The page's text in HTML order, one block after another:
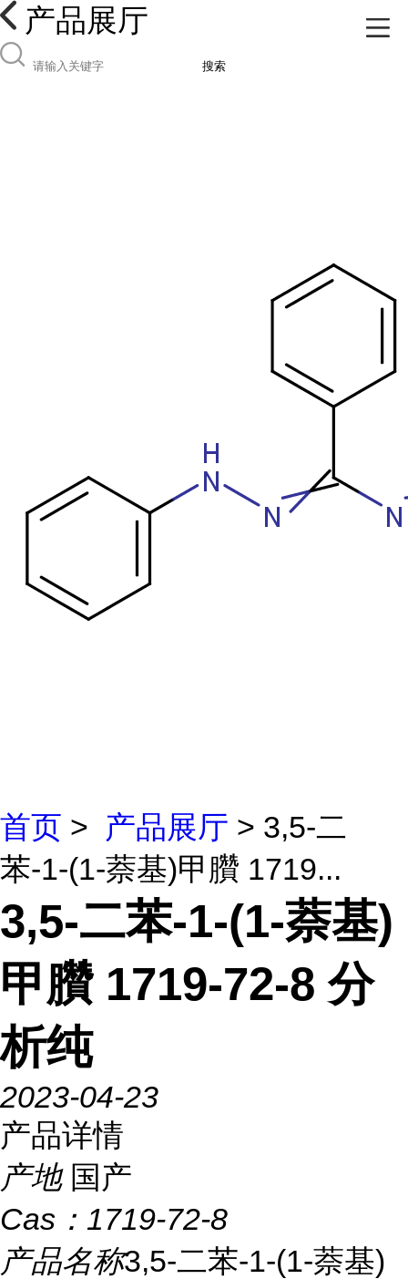
产品展厅
搜索
首页 > 产品展厅 > 3,5-二
苯-1-(1-萘基)甲臢 1719...
3,5-二苯-1-(1-萘基)
甲臢 1719-72-8 分
析纯
2023-04-23
产品详情
产地 国产
Cas： 1719-72-8
产品名称3,5-二苯-1-(1-萘基)